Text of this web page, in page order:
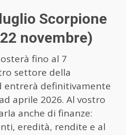
Scorpione
novembre)
fino al 7
settore della
entrerà definitivamente
aprile 2026. Al vostro
anche di finanze:
eredità, rendite e al